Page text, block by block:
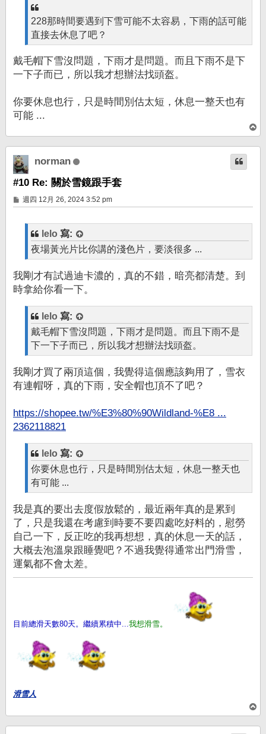
228那時間要遇到下雪可能不太容易，下雨的話可能
直接去休息了吧？
戴毛帽下雪沒問題，下雨才是問題。而且下雨不是下
一下子而已，所以我才想辦法找頭盔。
你要休息也行，只是時間別估太短，休息一整天也有
可能 ...
頂
端
norman
#10 Re: 關於雪鏡跟手套
文
章
週四 12月 26, 2024 3:52 pm
lelo 寫:
夜場黃光片比你講的淺色片，要淡很多 ...
我剛才有試過迪卡濃的，真的不錯，暗亮都清楚。到
時拿給你看一下。
lelo 寫:
戴毛帽下雪沒問題，下雨才是問題。而且下雨不是
下一下子而已，所以我才想辦法找頭盔。
我剛才買了兩頂這個，我覺得這個應該夠用了，雪衣
有連帽呀，真的下雨，安全帽也頂不了吧？
https://shopee.tw/%E3%80%90Wildland-%E8 ...
2362118821
lelo 寫:
你要休息也行，只是時間別估太短，休息一整天也
有可能 ...
我是真的要出去度假放鬆的，最近兩年真的是累到
了，只是我還在考慮到時要不要四處吃好料的，慰勞
自己一下，反正吃的我再想想，真的休息一天的話，
大概去泡溫泉跟睡覺吧？不過我覺得通常出門滑雪，
運氣都不會太差。
目前總滑天數80天。繼續累積中...我想滑雪。
滑雪人
頂
端